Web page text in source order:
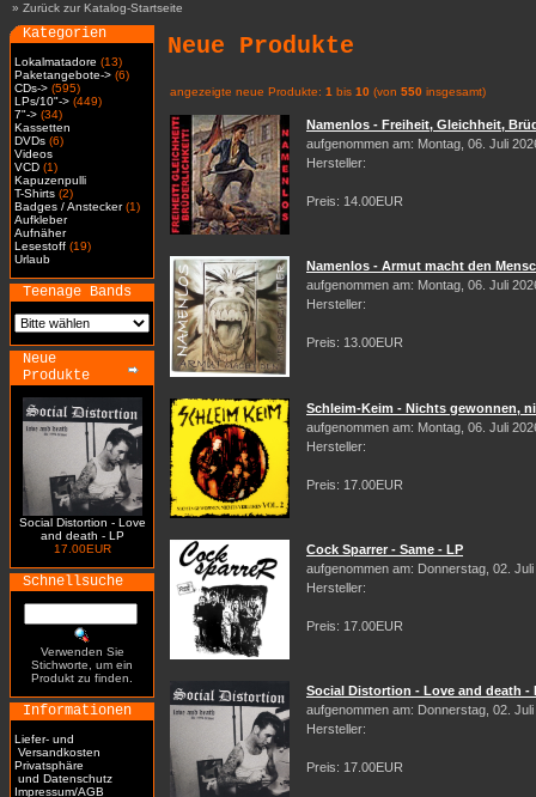
» Zurück zur Katalog-Startseite
Kategorien
Lokalmatadore (13)
Paketangebote-> (6)
CDs-> (595)
LPs/10"-> (449)
7"-> (34)
Kassetten
DVDs (6)
Videos
VCD (1)
Kapuzenpulli
T-Shirts (2)
Badges / Anstecker(1)
Aufkleber
Aufnäher
Lesestoff (19)
Urlaub
Teenage Bands
Neue
Produkte
Social Distortion - Love
and death - LP
17.00EUR
Schnellsuche
Verwenden Sie
Stichworte, um ein
Produkt zu finden.
Informationen
Liefer- und
Versandkosten
Privatsphäre
und Datenschutz
Impressum/AGB
Neue Produkte
angezeigte neue Produkte: 1 bis 10 (von 550 insgesamt)
Namenlos - Freiheit, Gleichheit,
aufgenommen am: Montag, 06. Juli
Hersteller:
Preis: 14.00EUR
Namenlos - Armut macht den
aufgenommen am: Montag, 06. Juli
Hersteller:
Preis: 13.00EUR
Schleim-Keim - Nichts gewonnen,
aufgenommen am: Montag, 06. Juli
Hersteller:
Preis: 17.00EUR
Cock Sparrer - Same - LP
aufgenommen am: Donnerstag, 02. Juli
Hersteller:
Preis: 17.00EUR
Social Distortion - Love and death -
aufgenommen am: Donnerstag, 02. Juli
Hersteller:
Preis: 17.00EUR